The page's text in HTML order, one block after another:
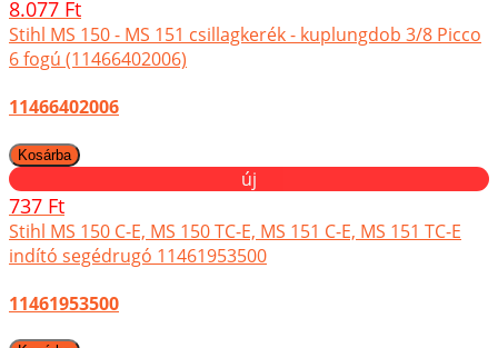
8.077 Ft
Stihl MS 150 - MS 151 csillagkerék - kuplungdob 3/8 Picco
6 fogú (11466402006)
11466402006
új
737 Ft
Stihl MS 150 C-E, MS 150 TC-E, MS 151 C-E, MS 151 TC-E
indító segédrugó 11461953500
11461953500